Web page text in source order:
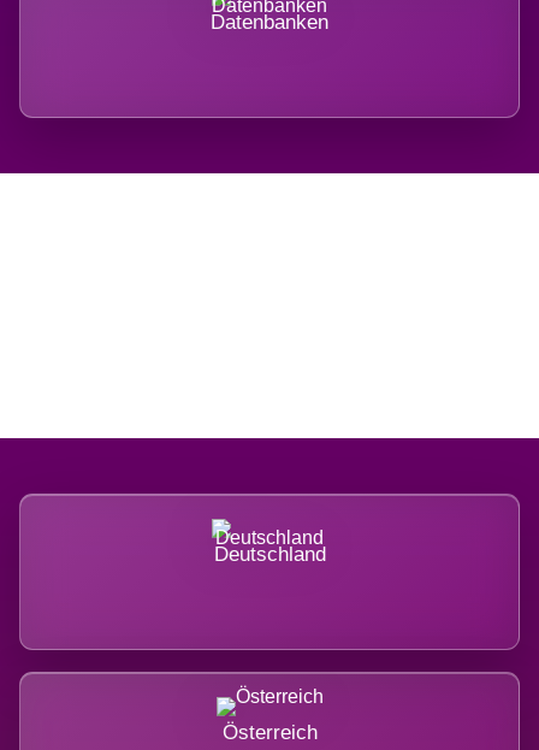
Datenbanken
Deutschland
Österreich